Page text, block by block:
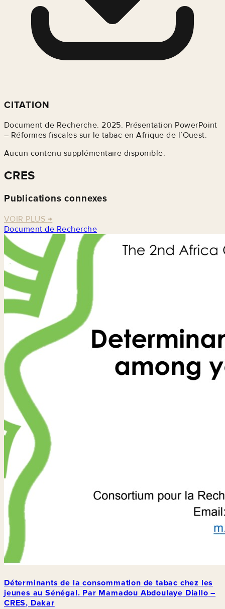
CITATION
Document de Recherche. 2025. Présentation PowerPoint
– Réformes fiscales sur le tabac en Afrique de l’Ouest.
Aucun contenu supplémentaire disponible.
CRES
Publications connexes
VOIR PLUS →
Document de Recherche
Déterminants de la consommation de tabac chez les
jeunes au Sénégal. Par Mamadou Abdoulaye Diallo –
CRES, Dakar